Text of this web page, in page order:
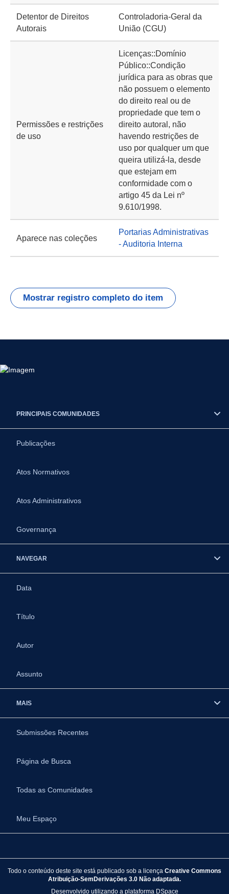
Detentor de Direitos
Autorais
Controladoria-Geral da
União (CGU)
Permissões e restrições
de uso
Licenças::Domínio
Público::Condição
jurídica para as obras que
não possuem o elemento
do direito real ou de
propriedade que tem o
direito autoral, não
havendo restrições de
uso por qualquer um que
queira utilizá-la, desde
que estejam em
conformidade com o
artigo 45 da Lei nº
9.610/1998.
Aparece nas coleções
Portarias Administrativas
- Auditoria Interna
Mostrar registro completo do item
PRINCIPAIS COMUNIDADES
Publicações
Atos Normativos
Atos Administrativos
Governança
NAVEGAR
Data
Título
Autor
Assunto
MAIS
Submissões Recentes
Página de Busca
Todas as Comunidades
Meu Espaço
Todo o conteúdo deste site está publicado sob a licença Creative Commons
Atribuição-SemDerivações 3.0 Não adaptada.
Desenvolvido utilizando a plataforma DSpace